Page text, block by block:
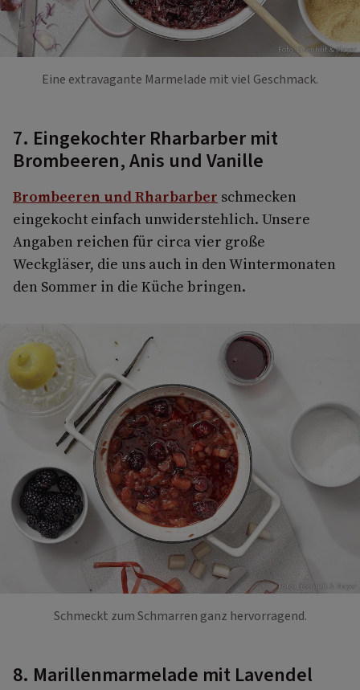
Foto: Eisenhut & Mayer
Eine extravagante Marmelade mit viel Geschmack.
7. Eingekochter Rharbarber mit
Brombeeren, Anis und Vanille
Brombeeren und Rharbarber schmecken
eingekocht einfach unwiderstehlich. Unsere
Angaben reichen für circa vier große
Weckgläser, die uns auch in den Wintermonaten
den Sommer in die Küche bringen.
Foto: Eisenhut & Mayer
Schmeckt zum Schmarren ganz hervorragend.
8. Marillenmarmelade mit Lavendel